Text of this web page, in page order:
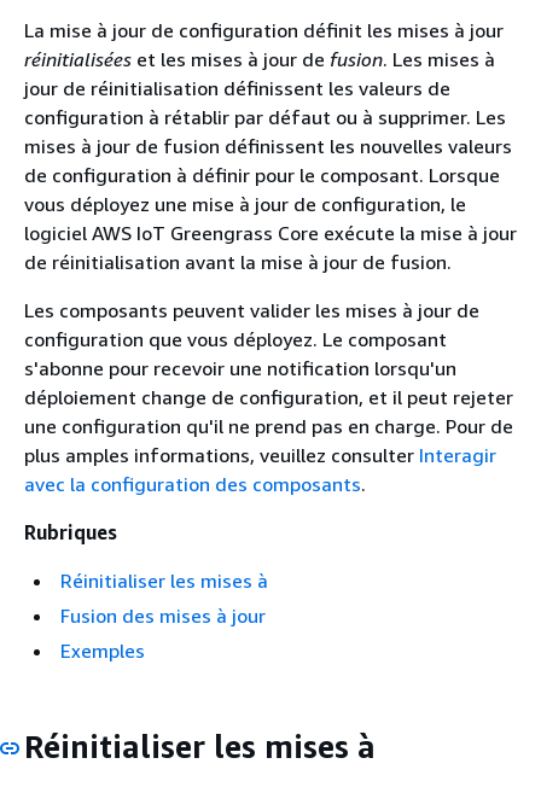
La mise à jour de configuration définit les mises à jour
réinitialisées et les mises à jour de fusion. Les mises à
jour de réinitialisation définissent les valeurs de
configuration à rétablir par défaut ou à supprimer. Les
mises à jour de fusion définissent les nouvelles valeurs
de configuration à définir pour le composant. Lorsque
vous déployez une mise à jour de configuration, le
logiciel AWS IoT Greengrass Core exécute la mise à jour
de réinitialisation avant la mise à jour de fusion.
Les composants peuvent valider les mises à jour de
configuration que vous déployez. Le composant
s'abonne pour recevoir une notification lorsqu'un
déploiement change de configuration, et il peut rejeter
une configuration qu'il ne prend pas en charge. Pour de
plus amples informations, veuillez consulter Interagir
avec la configuration des composants.
Rubriques
Réinitialiser les mises à
Fusion des mises à jour
Exemples
Réinitialiser les mises à